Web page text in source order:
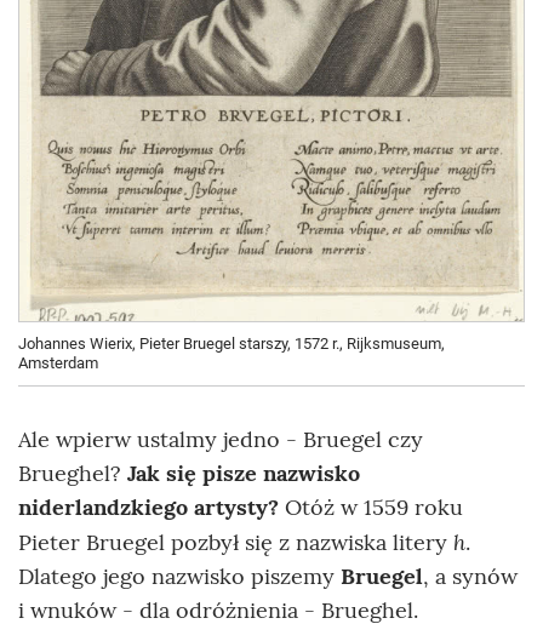
Johannes Wierix, Pieter Bruegel starszy, 1572 r., Rijksmuseum,
Amsterdam
Ale wpierw ustalmy jedno - Bruegel czy
Brueghel? Jak się pisze nazwisko
niderlandzkiego artysty? Otóż w1559 roku
Pieter Bruegel pozbył się z nazwiska litery h.
Dlatego jego nazwisko piszemy Bruegel, a synów
i wnuków - dla odróżnienia - Brueghel.